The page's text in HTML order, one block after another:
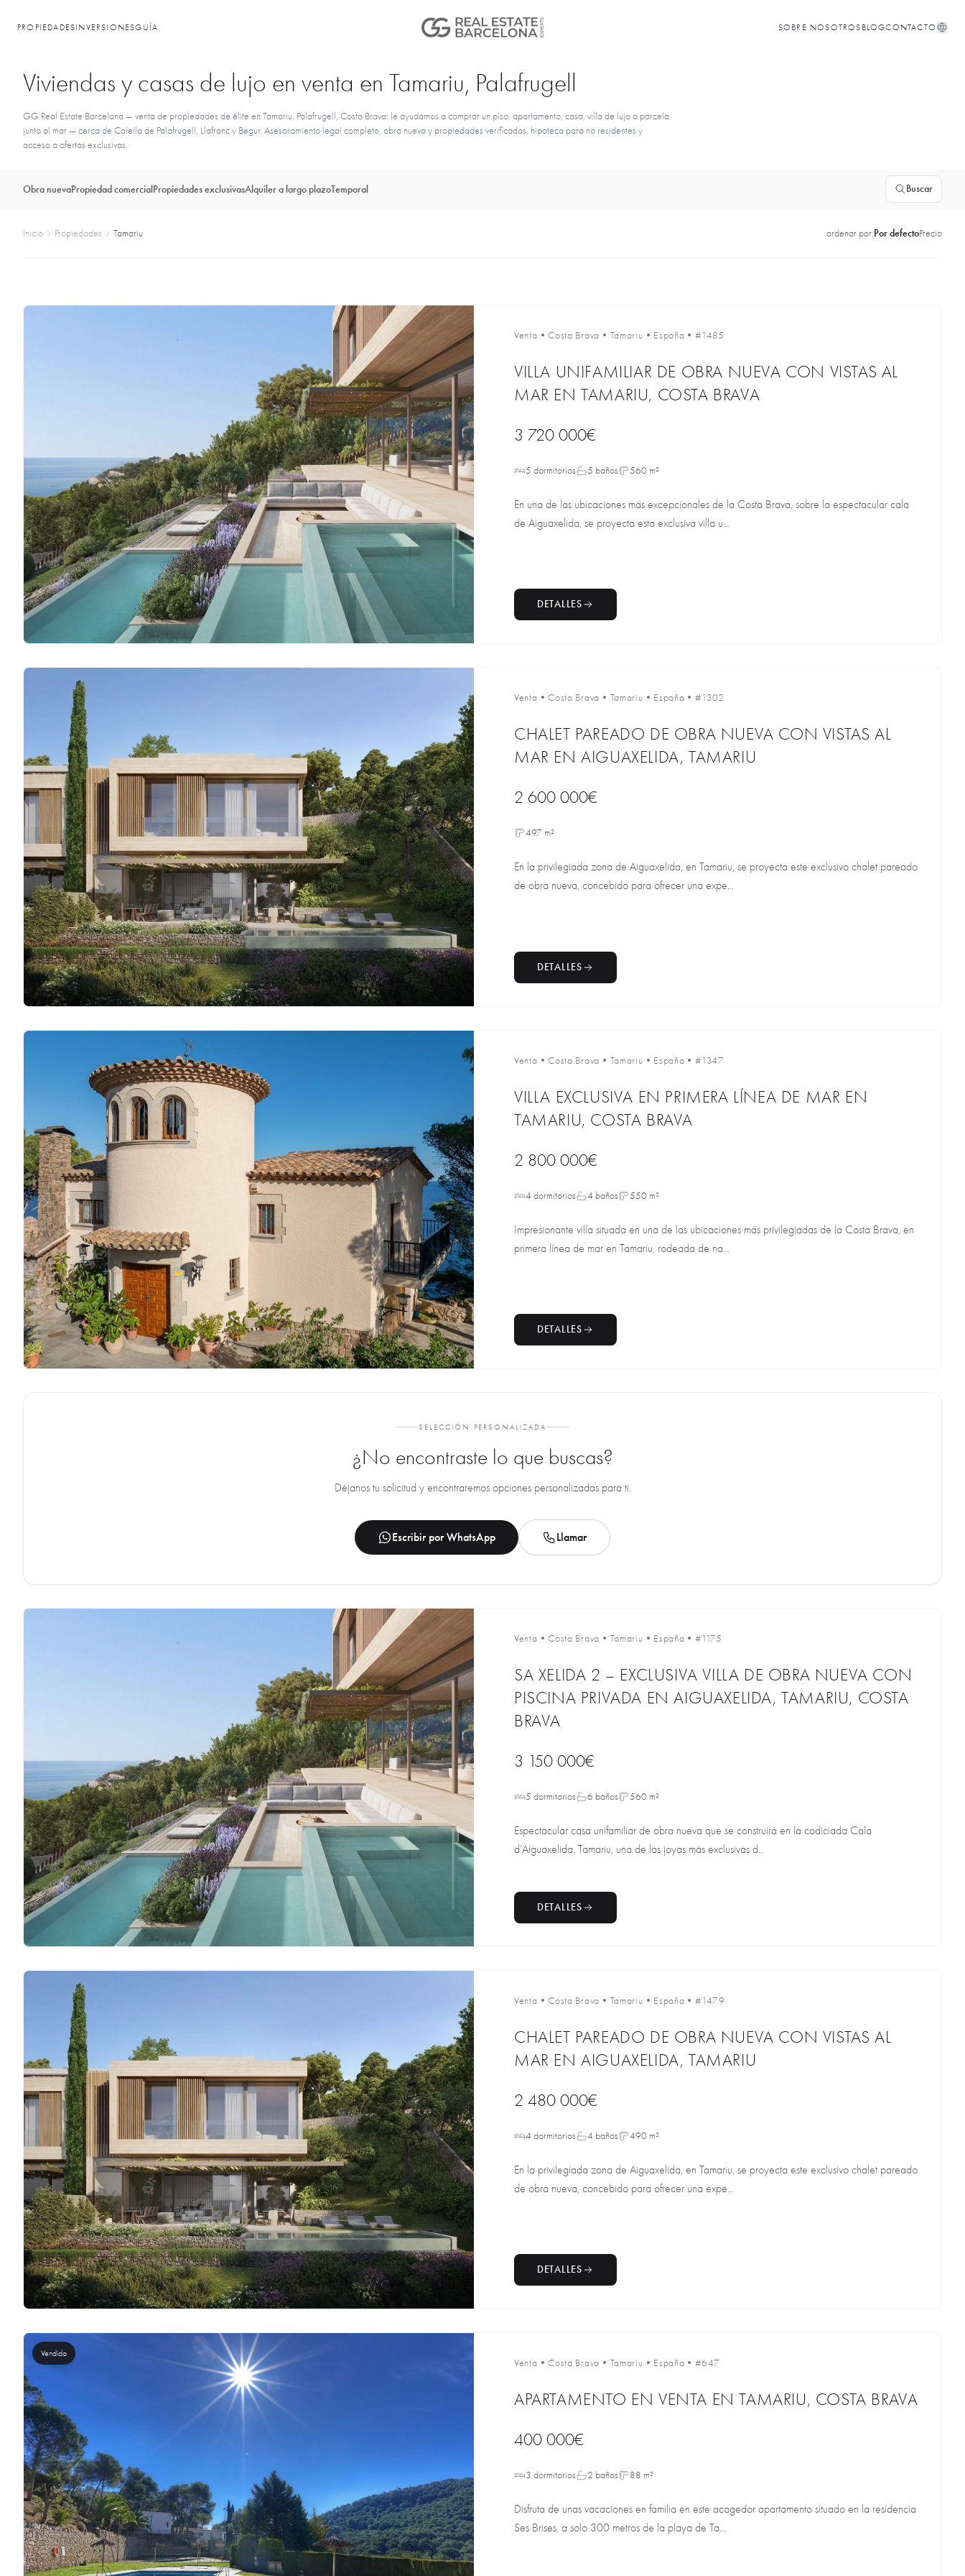
PROPIEDADESINVERSIONESGUÍA SOBRE NOSOTROS BLOGCONTACTO
Viviendas y casas de lujo en venta en Tamariu, Palafrugell
GG Real Estate Barcelona — venta de propiedades de élite en Tamariu, Palafrugell, Costa Brava: le ayudamos a comprar un piso, apartamento, casa, villa de lujo o parcela
junto al mar — cerca de Calella de Palafrugell, Llafranc y Begur. Asesoramiento legal completo, obra nueva y propiedades verificadas, hipoteca para no residentes y
acceso a ofertas exclusivas.
Obra nuevaPropiedad comercial Propiedades exclusivasAlquiler a largo plazoTemporal Buscar
Inicio Propiedades Tamariu ordenar por:Por defectoPrecio
Venta •Costa Brava • Tamariu • España •#1485
VILLA UNIFAMILIAR DE OBRA NUEVA CON VISTAS AL
MAR EN TAMARIU, COSTA BRAVA
3 720 000€
5 dormitorios 5 baños 560 m²
En una de las ubicaciones más excepcionales de la Costa Brava, sobre la espectacular cala
de Aiguaxelida, se proyecta esta exclusiva villa u...
DETALLES
Venta •Costa Brava • Tamariu • España •#1302
CHALET PAREADO DE OBRA NUEVA CON VISTAS AL
MAR EN AIGUAXELIDA, TAMARIU
2 600 000€
497 m²
En la privilegiada zona de Aiguaxelida, en Tamariu, se proyecta este exclusivo chalet pareado
de obra nueva, concebido para ofrecer una expe...
DETALLES
Venta •Costa Brava • Tamariu • España •#1347
VILLA EXCLUSIVA EN PRIMERA LÍNEA DE MAR EN
TAMARIU, COSTA BRAVA
2 800 000€
4 dormitorios 4 baños 550 m²
Impresionante villa situada en una de las ubicaciones más privilegiadas de la Costa Brava, en
primera línea de mar en Tamariu, rodeada de na...
DETALLES
SELECCIÓN PERSONALIZADA
¿No encontraste lo que buscas?
Déjanos tu solicitud y encontraremos opciones personalizadas para ti.
Escribir por WhatsApp Llamar
Venta •Costa Brava • Tamariu • España •#1175
SA XELIDA 2 – EXCLUSIVA VILLA DE OBRA NUEVA CON
PISCINA PRIVADA EN AIGUAXELIDA, TAMARIU, COSTA
BRAVA
3 150 000€
5 dormitorios 6 baños 560 m²
Espectacular casa unifamiliar de obra nueva que se construirá en la codiciada Cala
d’Aiguaxelida, Tamariu, una de las joyas más exclusivas d...
DETALLES
Venta •Costa Brava • Tamariu • España •#1479
CHALET PAREADO DE OBRA NUEVA CON VISTAS AL
MAR EN AIGUAXELIDA, TAMARIU
2 480 000€
4 dormitorios 4 baños 490 m²
En la privilegiada zona de Aiguaxelida, en Tamariu, se proyecta este exclusivo chalet pareado
de obra nueva, concebido para ofrecer una expe...
DETALLES
Vendido
Venta •Costa Brava • Tamariu • España •#647
APARTAMENTO EN VENTA EN TAMARIU, COSTA BRAVA
400 000€
3 dormitorios 2 baños 88 m²
Disfruta de unas vacaciones en familia en este acogedor apartamento situado en la residencia
Ses Brises, a solo 300 metros de la playa de Ta...